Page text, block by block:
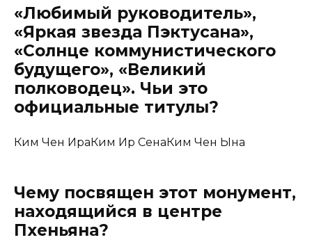
«Любимый руководитель»,
«Яркая звезда Пэктусана»,
«Солнце коммунистического
будущего», «Великий
полководец». Чьи это
официальные титулы?
Ким Чен ИраКим Ир СенаКим Чен Ына
Чему посвящен этот монумент,
находящийся в центре
Пхеньяна?